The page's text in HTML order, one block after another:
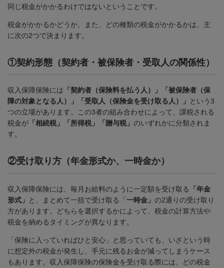
同じ税金がかかるわけではないということです。
税金がかかるかどうか、また、どの種類の税金がかかるかは、主
に次の2つで決まります。
①契約形態（契約者・被保険者・受取人の関係性）
収入保障保険には 「契約者（保険料を払う人）」「被保険者（保
障の対象となる人）」「受取人（保険金を受け取る人）」
という3
つの立場があります。この3者の組み合わせによって、課税される
税金が 「相続税」「所得税」「贈与税」 のいずれかに分類されま
す。
②受け取り方（年金形式か、一時金か）
収入保障保険には、毎月お給料のように一定額を受け取る
「年金
形式」
と、まとめて一括で受け取る「 一時金」 の2通りの受け取り
方があります。どちらを選択するかによって、税金の計算方法や
税金を納めるタイミングが異なります。
「保険に入っていればひと安心」と思っていても、いざという時
に想定外の税金が発生し、手元に残るお金が減ってしまうケース
もあります。収入保障保険の保険金を受け取る際には、どの税金